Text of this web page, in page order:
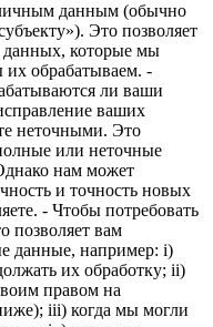
данным (обычно
Это позволяет
которые мы
обрабатываем. -
ли ваши
ваших
неточными. Это
или неточные
нам может
и точность новых
- Чтобы потребовать
позволяет вам
данные, например: i)
их обработку; ii)
правом на
iii) когда мы могли